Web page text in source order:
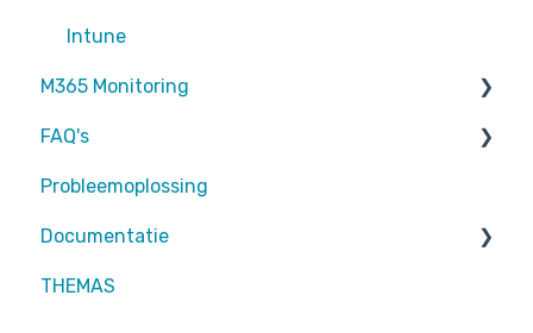
Intune
M365 Monitoring
Entra ID
SharePoint
Exchange Online
rapportages
FAQ's
Partners
Attic MDR
Probleemoplossing
Documentatie
Partners
THEMAS